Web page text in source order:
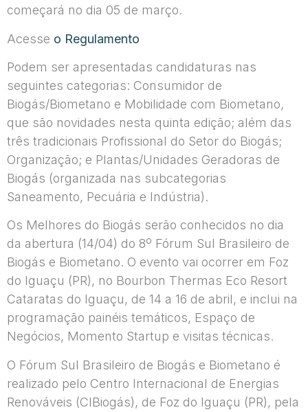
começará no dia 05 de março.
Acesse o Regulamento
Podem ser apresentadas candidaturas nas
seguintes categorias: Consumidor de
Biogás/Biometano e Mobilidade com Biometano,
que são novidades nesta quinta edição; além das
três tradicionais Profissional do Setor do Biogás;
Organização; e Plantas/Unidades Geradoras de
Biogás (organizada nas subcategorias
Saneamento, Pecuária e Indústria).
Os Melhores do Biogás serão conhecidos no dia
da abertura (14/04) do 8º Fórum Sul Brasileiro de
Biogás e Biometano. O evento vai ocorrer em Foz
do Iguaçu (PR), no Bourbon Thermas Eco Resort
Cataratas do Iguaçu, de 14 a 16 de abril, e inclui na
programação painéis temáticos, Espaço de
Negócios, Momento Startup e visitas técnicas.
O Fórum Sul Brasileiro de Biogás e Biometano é
realizado pelo Centro Internacional de Energias
Renováveis (CIBiogás), de Foz do Iguaçu (PR), pela